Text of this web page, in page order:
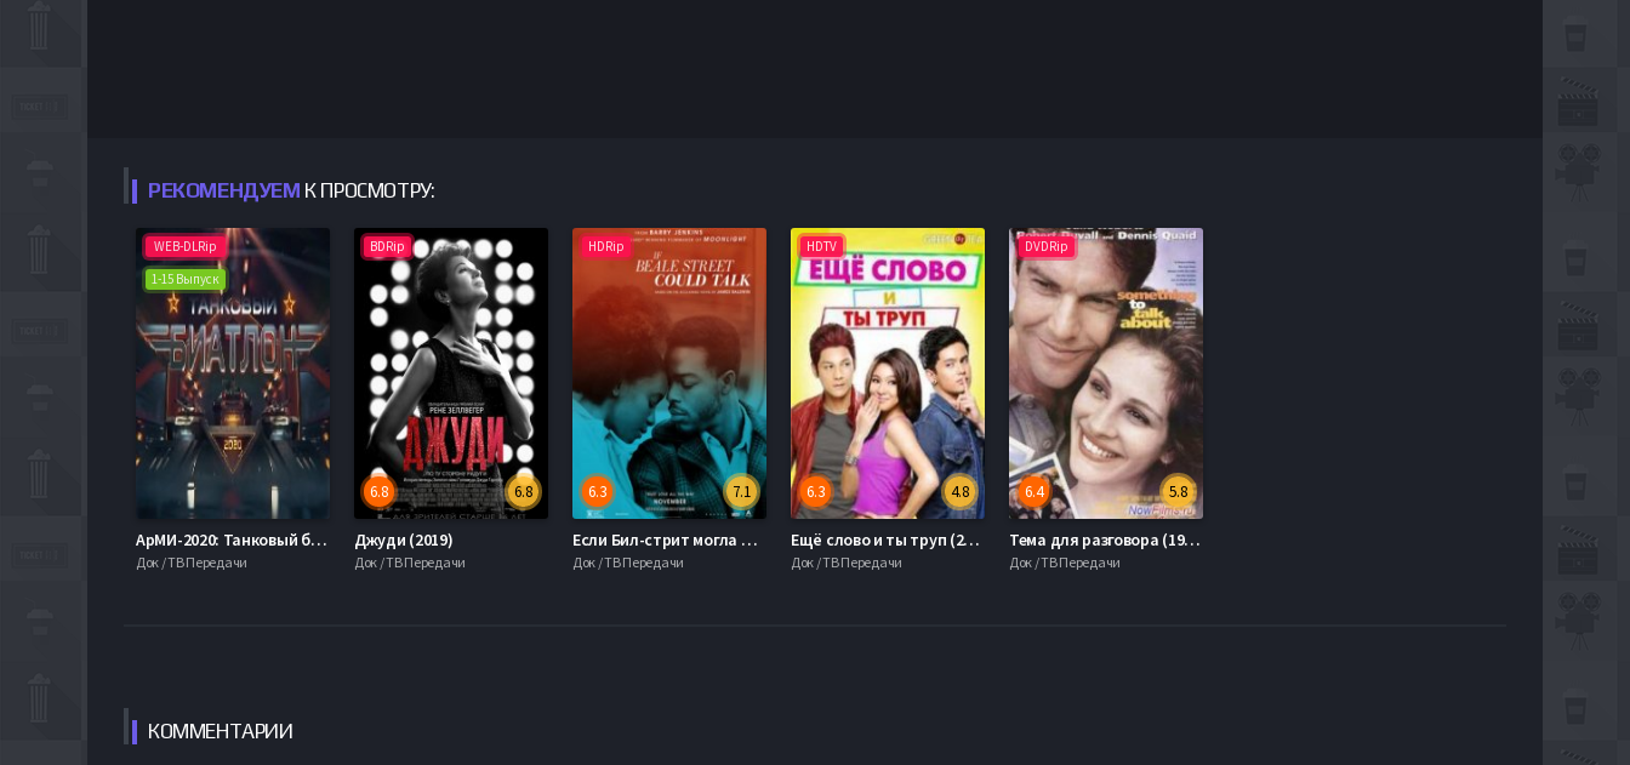
РЕКОМЕНДУЕМ К ПРОСМОТРУ:
WEB-DLRip
1-15 Выпуск
АрМИ-2020: Танковый биатлон (2020)
Док / ТВ Передачи
BDRip
6.8
6.8
Джуди (2019)
Док / ТВ Передачи
HDRip
7.1
6.3
Если Бил-стрит могла бы заговорить (2018)
Док / ТВ Передачи
HDTV
4.8
6.3
Ещё слово и ты труп (2014)
Док / ТВ Передачи
DVDRip
5.8
6.4
Тема для разговора (1995)
Док / ТВ Передачи
КОММЕНТАРИИ